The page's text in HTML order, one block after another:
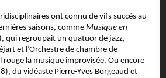
ont connu de vifs succès au
saisons, comme Musique en
qui regroupait un quatuor de jazz,
et l’Orchestre de chambre de
rouge la musique improvisée. Ou encore
du vidéaste Pierre-Yves Borgeaud et